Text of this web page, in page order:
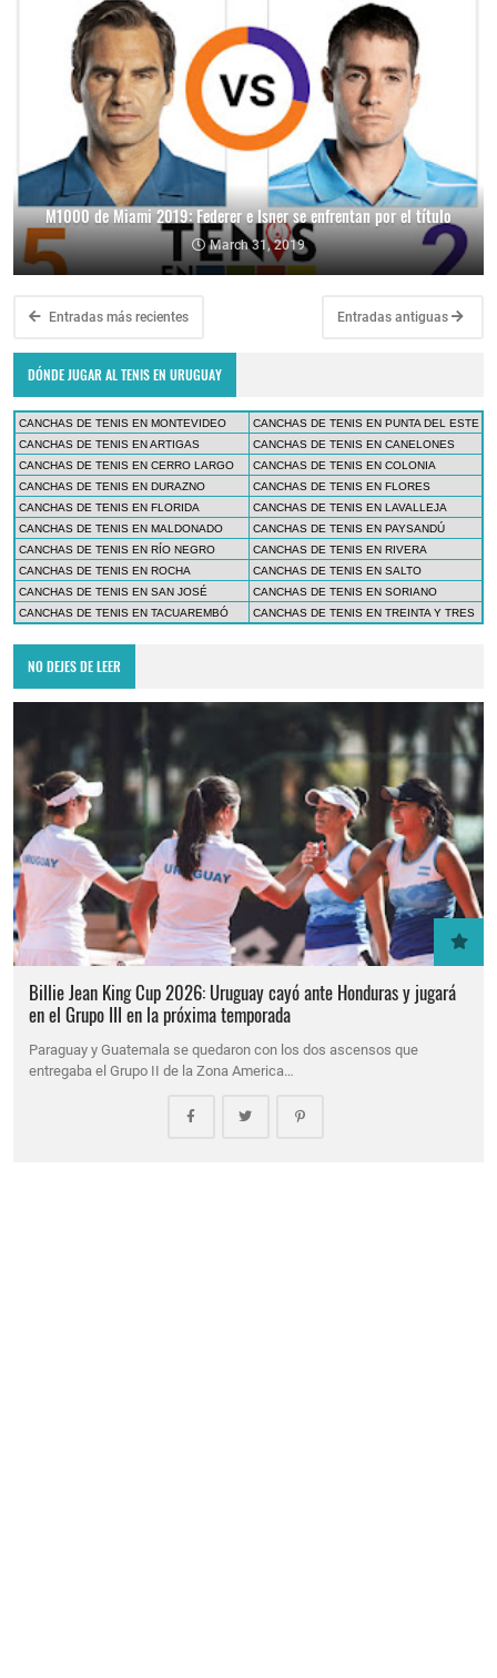
M1000 de Miami 2019: Federer e Isner se enfrentan por el título
March 31, 2019
Entradas más recientes Entradas antiguas
DÓNDE JUGAR AL TENIS EN URUGUAY
CANCHAS DE TENIS EN MONTEVIDEO
CANCHAS DE TENIS EN PUNTA DEL ESTE
CANCHAS DE TENIS EN ARTIGAS
CANCHAS DE TENIS EN CANELONES
CANCHAS DE TENIS EN CERRO LARGO
CANCHAS DE TENIS EN COLONIA
CANCHAS DE TENIS EN DURAZNO
CANCHAS DE TENIS EN FLORES
CANCHAS DE TENIS EN FLORIDA
CANCHAS DE TENIS EN LAVALLEJA
CANCHAS DE TENIS EN MALDONADO
CANCHAS DE TENIS EN PAYSANDÚ
CANCHAS DE TENIS EN RÍO NEGRO
CANCHAS DE TENIS EN RIVERA
CANCHAS DE TENIS EN ROCHA
CANCHAS DE TENIS EN SALTO
CANCHAS DE TENIS EN SAN JOSÉ
CANCHAS DE TENIS EN SORIANO
CANCHAS DE TENIS EN TACUAREMBÓ
CANCHAS DE TENIS EN TREINTA Y TRES
NO DEJES DE LEER
Billie Jean King Cup 2026: Uruguay cayó ante Honduras y jugará
en el Grupo III en la próxima temporada
Paraguay y Guatemala se quedaron con los dos ascensos que
entregaba el Grupo II de la Zona America…